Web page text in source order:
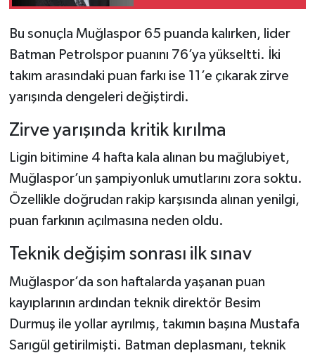
Bu sonuçla Muğlaspor 65 puanda kalırken, lider
Batman Petrolspor puanını 76’ya yükseltti. İki
takım arasındaki puan farkı ise 11’e çıkarak zirve
yarışında dengeleri değiştirdi.
Zirve yarışında kritik kırılma
Ligin bitimine 4 hafta kala alınan bu mağlubiyet,
Muğlaspor’un şampiyonluk umutlarını zora soktu.
Özellikle doğrudan rakip karşısında alınan yenilgi,
puan farkının açılmasına neden oldu.
Teknik değişim sonrası ilk sınav
Muğlaspor’da son haftalarda yaşanan puan
kayıplarının ardından teknik direktör Besim
Durmuş ile yollar ayrılmış, takımın başına Mustafa
Sarıgül getirilmişti. Batman deplasmanı, teknik